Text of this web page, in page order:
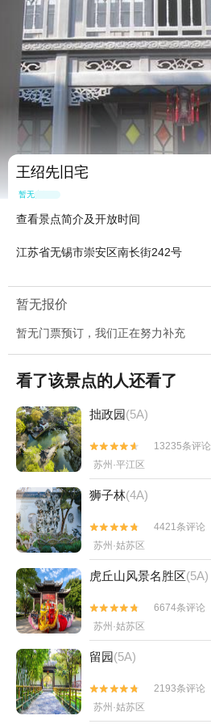
王绍先旧宅
暂无点评
查看景点简介及开放时间
江苏省无锡市崇安区南长街242号
暂无报价
暂无门票预订，我们正在努力补充
看了该景点的人还看了
拙政园(5A)


13235条评论
苏州·平江区
狮子林(4A)


4421条评论
苏州·姑苏区
虎丘山风景名胜区(5A)


6674条评论
苏州·姑苏区
留园(5A)


2193条评论
苏州·姑苏区
